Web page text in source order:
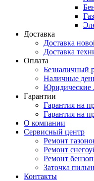
Доставка
Доставка
Доставка
Оплата
Безналичный
Наличные
Юридические
Гарантии
Гарантия на
Гарантия на
О компании
Сервисный центр
Ремонт
Ремонт
Ремонт
Заточка
Контакты